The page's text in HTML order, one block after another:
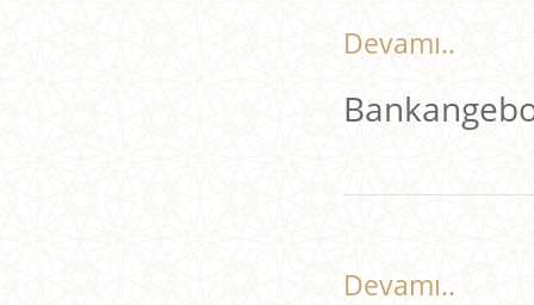
Devamı..
Devamı..